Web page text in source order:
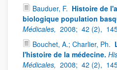
Bauduer, F. Histoire de
biologique population
Médicales, 2008; 42 (2),
Bouchet, A.; Charlier, Ph.
l'histoire de la médecine.
Médicales, 2008; 42 (2),